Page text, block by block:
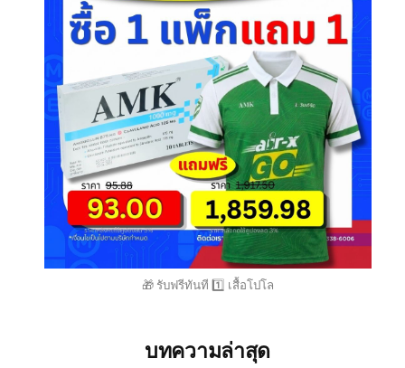
🎁 รับฟรีทันที 1️⃣ เสื้อโปโล
บทความล่าสุด